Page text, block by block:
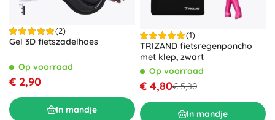
(2)
Gel 3D fietszadelhoes
Op voorraad
€ 2,90
In mandje
(1)
TRIZAND fietsregenponcho
met klep, zwart
Op voorraad
€ 4,80€ 5,80
In mandje